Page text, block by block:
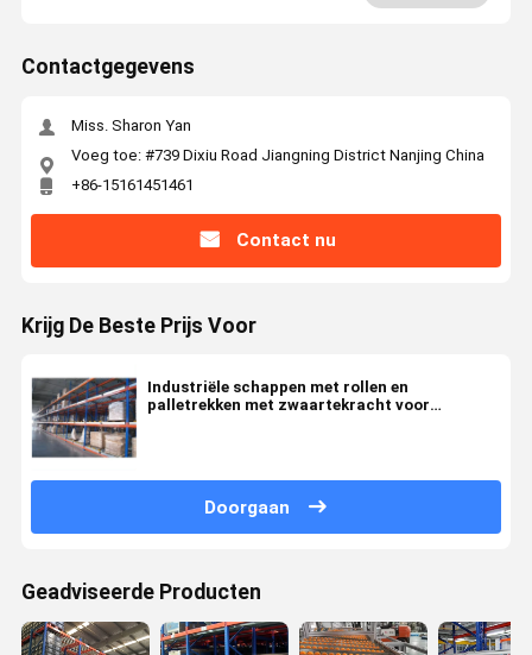
Contactgegevens
Miss. Sharon Yan
Voeg toe: #739 Dixiu Road Jiangning District Nanjing China
+86-15161451461
Contact nu
Krijg De Beste Prijs Voor
Industriële schappen met rollen en
palletrekken met zwaartekracht voor
Doorgaan
Geadviseerde Producten